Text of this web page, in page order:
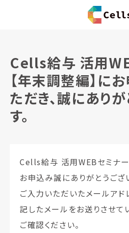
Cells給与 活用
【年末調整編】に
ただき、誠にあり
す。
Cells給与 活用WEBセミナー
お申込み誠にありがとうござ
ご入力いただいたメールア
記したメールをお送りさせて
ご確認ください。